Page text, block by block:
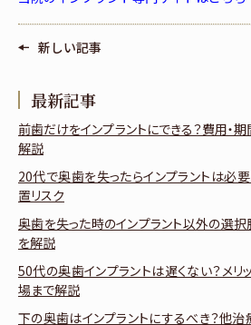
新しい記事
最新記事
前歯だけをインプラントにできる？費用・
解説
20代で奥歯を失ったらインプラントは必要
置リスク
奥歯を失った時のインプラント以外の選
を解説
50代の奥歯インプラントは遅くない？メリ
場まで解説
下の奥歯はインプラントにするべき？他治